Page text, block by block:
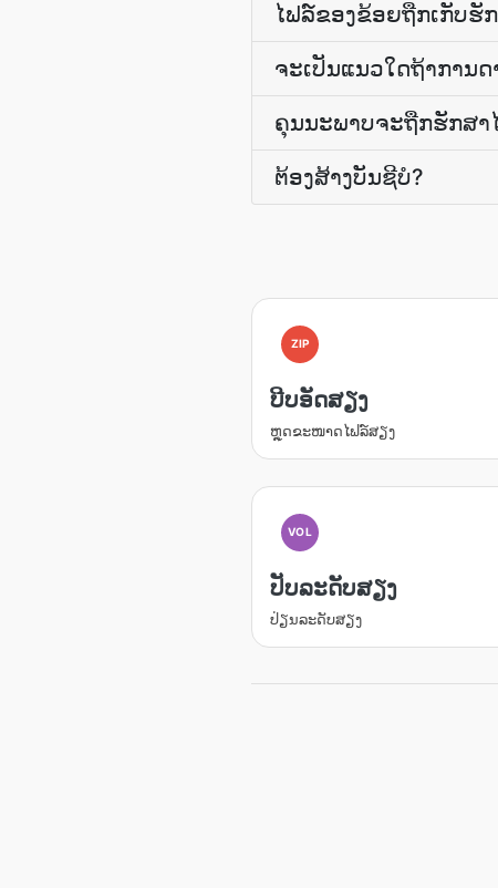
ໄຟລ໌ຂອງຂ້ອຍຖືກເກັບຮັ
ຈະເປັນແນວໃດຖ້າການ
ຄຸນນະພາບຈະຖືກຮັກສາ
ຕ້ອງ​ສ້າງ​ບັນຊີ​ບໍ?
ZIP
ບີບອັດສຽງ
ຫຼຸດຂະໜາດໄຟລ໌ສຽງ
VOL
ປັບລະດັບສຽງ
ປ່ຽນລະດັບສຽງ